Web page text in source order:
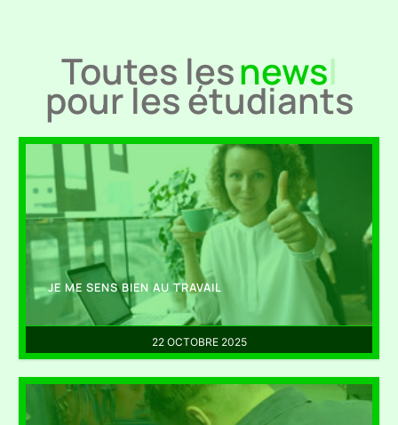
Toutes lesnews
pour les étudiants
22 OCTOBRE 2025
JE ME SENS BIEN AU TRAVAIL